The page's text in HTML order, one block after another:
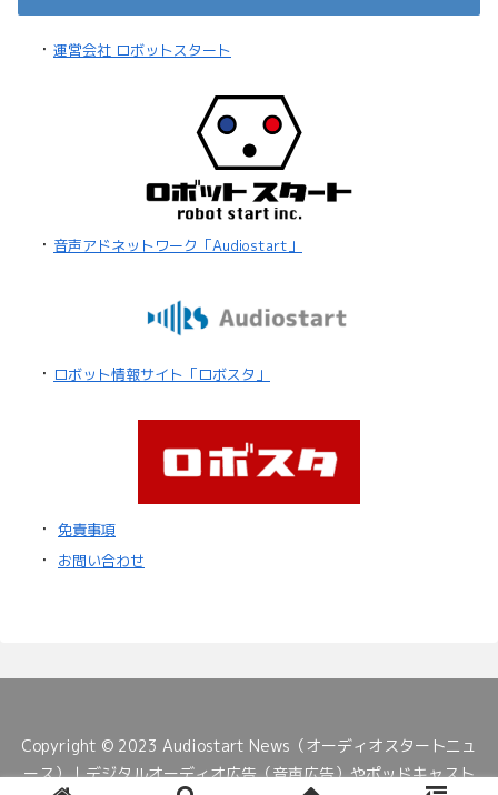
・ 運営会社 ロボットスタート
・ 音声アドネットワーク「Audiostart」
・ ロボット情報サイト「ロボスタ」
・ 免責事項
・ お問い合わせ
Copyright © 2023 Audiostart News（オーディオスタートニュ
ース）｜デジタルオーディオ広告（音声広告）やポッドキャスト